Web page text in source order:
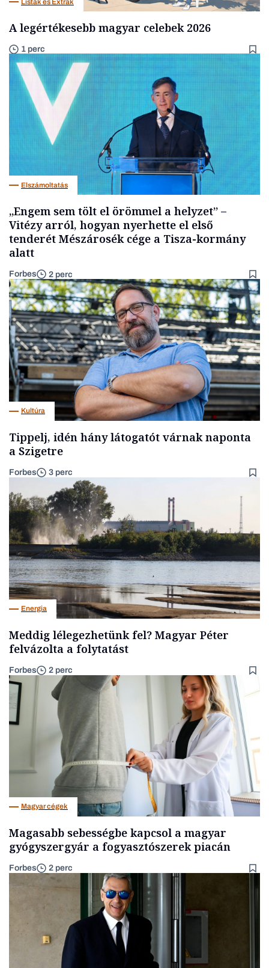
A legértékesebb magyar celebek 2026
1 perc
Elszámoltatás
„Engem sem tölt el örömmel a helyzet” –
Vitézy arról, hogyan nyerhette el első
tenderét Mészárosék cége a Tisza-kormány
alatt
Forbes 2 perc
Kultúra
Tippelj, idén hány látogatót várnak naponta
a Szigetre
Forbes 3 perc
Energia
Meddig lélegezhetünk fel? Magyar Péter
felvázolta a folytatást
Forbes 2 perc
Magyar cégek
Magasabb sebességbe kapcsol a magyar
gyógyszergyár a fogyasztószerek piacán
Forbes 2 perc